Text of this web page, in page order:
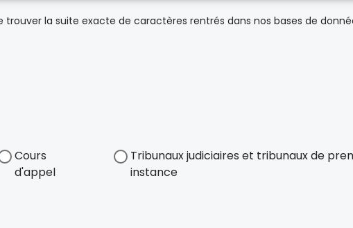
la suite exacte de caractères rentrés dans nos bases de
Cours
d'appel
Tribunaux judiciaires et tribunaux de
instance